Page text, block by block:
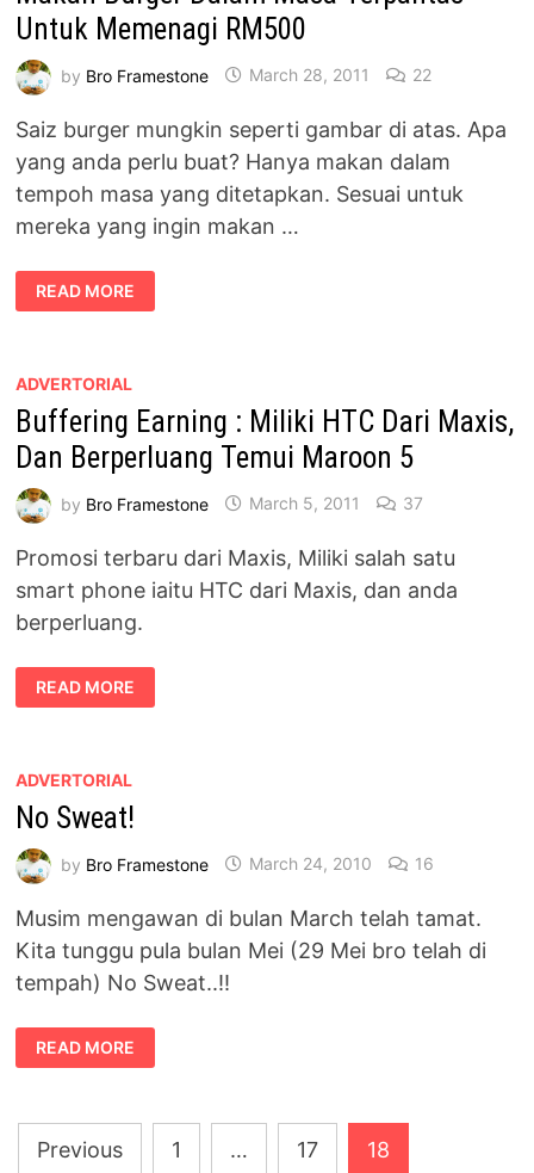
BARU
Untuk Memenagi RM500
by Bro Framestone March 28, 2011 22
Saiz burger mungkin seperti gambar di atas. Apa
yang anda perlu buat? Hanya makan dalam
tempoh masa yang ditetapkan. Sesuai untuk
mereka yang ingin makan …
MAKAN
BURGER
DALAM
MEMENAGI
READ MORE
ADVERTORIAL
Buffering Earning : Miliki HTC Dari Maxis,
Dan Berperluang Temui Maroon 5
by Bro Framestone March 5, 2011 37
Promosi terbaru dari Maxis, Miliki salah satu
smart phone iaitu HTC dari Maxis, dan anda
berperluang.
BUFFERING
EARNING
:
MAXIS,
BERPERLUANG
TEMUI
MAROON
5
READ MORE
ADVERTORIAL
No Sweat!
by Bro Framestone March 24, 2010 16
Musim mengawan di bulan March telah tamat.
Kita tunggu pula bulan Mei (29 Mei bro telah di
tempah) No Sweat..!!
NO
SWEAT!
READ MORE
Posts
Previous 1 … 17 18